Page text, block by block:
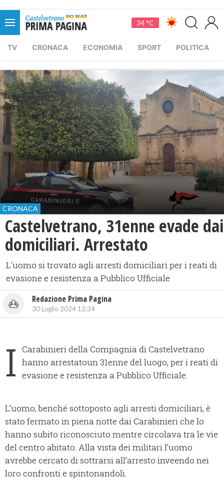
34 °C
TV CRONACA ECONOMIA SPORT POLITICA
CRONACA
Castelvetrano, 31enne evade dai
domiciliari. Arrestato
L'uomo si trovato agli arresti domiciliari per i reati di
evasione e resistenza a Pubblico Ufficiale
Redazione Prima Pagina
30 Luglio 2024 12:34
I Carabinieri della Compagnia di Castelvetrano
hanno arrestatoun 31enne del luogo, per i reati di
evasione e resistenza a Pubblico Ufficiale.
L’uomo, benché sottoposto agli arresti domiciliari, è
stato fermato in piena notte dai Carabinieri che lo
hanno subito riconosciuto mentre circolava tra le vie
del centro abitato. Alla vista dei militari l’uomo
avrebbe cercato di sottrarsi all’arresto inveendo nei
loro confronti e spintonandoli.